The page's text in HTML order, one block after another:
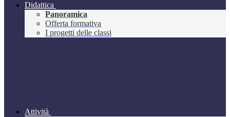
Didattica
Panoramica
Offerta formativa
I progetti delle classi
Attività